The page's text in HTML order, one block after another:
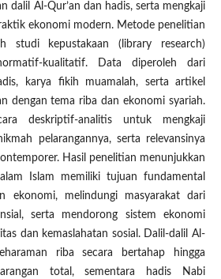
dalil Al-Qur’an dan hadis, serta mengkaji
ekonomi modern. Metode penelitian
studi kepustakaan (library research)
kualitatif. Data diperoleh dari
karya fikih muamalah, serta artikel
dengan tema riba dan ekonomi syariah.
deskriptif-analitis untuk mengkaji
pelarangannya, serta relevansinya
Hasil penelitian menunjukkan
Islam memiliki tujuan fundamental
ekonomi, melindungi masyarakat dari
serta mendorong sistem ekonomi
dan kemaslahatan sosial. Dalil-dalil Al-
riba secara bertahap hingga
total, sementara hadis Nabi